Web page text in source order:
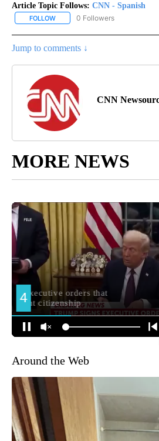
Article Topic Follows: CNN - Spanish
FOLLOW FOLLOW "CNN - SPANISH" TO
0 Followers
Jump to comments ↓
CNN
MORE NEWS
Around the Web